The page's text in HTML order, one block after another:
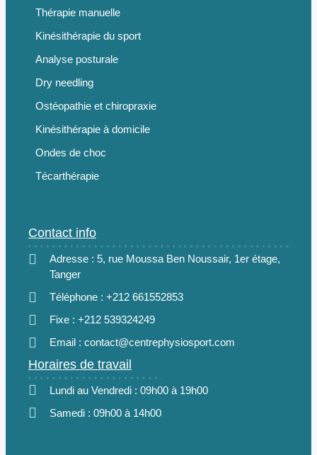
Thérapie manuelle
Kinésithérapie du sport
Analyse posturale
Dry needling
Ostéopathie et chiropraxie
Kinésithérapie à domicile
Ondes de choc
Técarthérapie
Contact info
Adresse : 5, rue Moussa Ben Noussair, 1er étage,
Tanger
Téléphone : +212 661552853
Fixe : +212 539324249
Email : contact@centrephysiosport.com
Horaires de travail
Lundi au Vendredi : 09h00 à 19h00
Samedi : 09h00 à 14h00